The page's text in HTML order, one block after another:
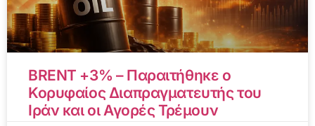
BRENT +3% – Παραιτήθηκε ο
Κορυφαίος Διαπραγματευτής του
Ιράν και οι Αγορές Τρέμουν